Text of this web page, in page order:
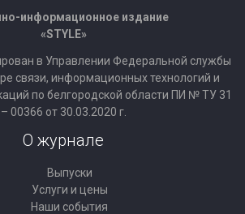
информационное издание
«STYLE»
в Управлении Федеральной службы
связи, информационных технологий и
по белгородской области ПИ № ТУ 31
– 00366 от 30.03.2020 г.
О журнале
Выпуски
Услуги и цены
Наши события